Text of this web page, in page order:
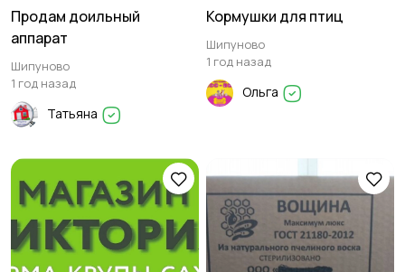
Продам доильный
аппарат
Шипуново
1 год назад
Татьяна
Кормушки для птиц
Шипуново
1 год назад
Ольга